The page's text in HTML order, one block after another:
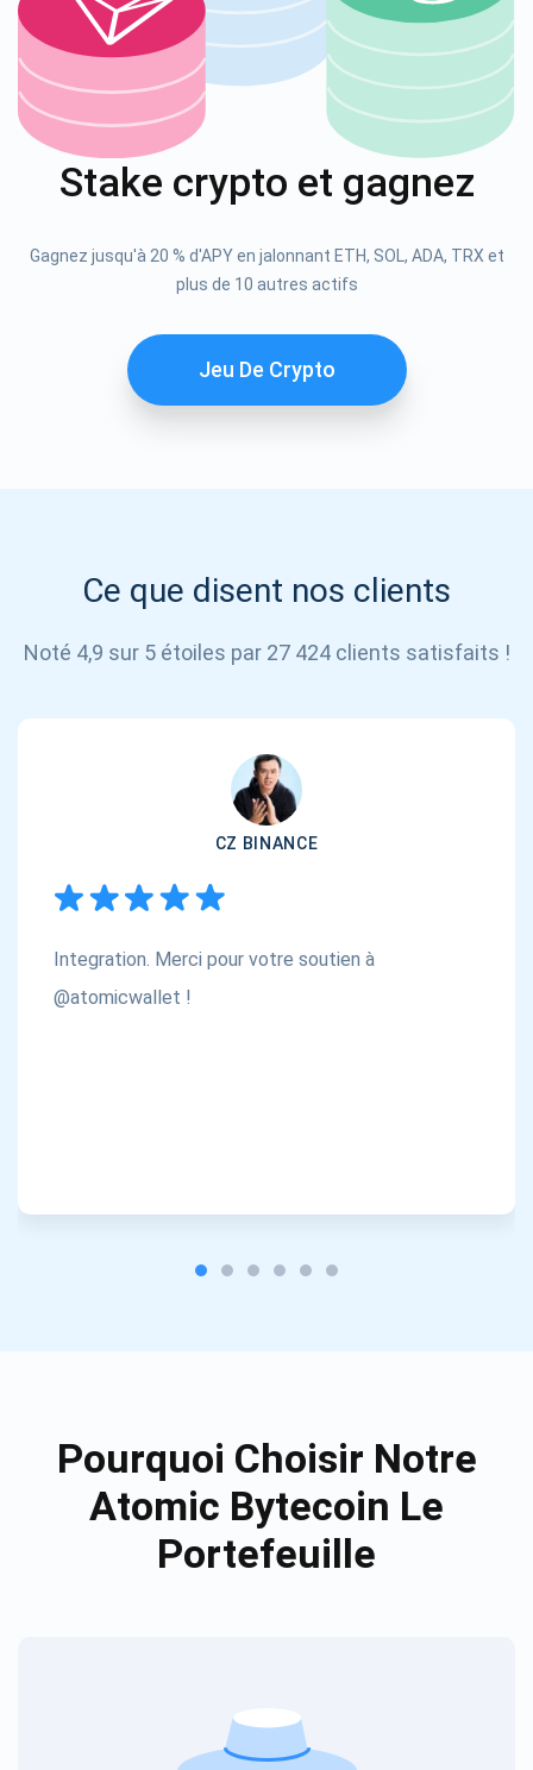
Stake crypto et gagnez
Gagnez jusqu'à 20 % d'APY en jalonnant ETH, SOL, ADA, TRX et
plus de 10 autres actifs
Jeu De Crypto
Ce que disent nos clients
Noté 4,9 sur 5 étoiles par 27 424 clients satisfaits !
CZ BINANCE
Integration. Merci pour votre soutien à
@atomicwallet !
Pourquoi Choisir Notre
Atomic Bytecoin Le
Portefeuille
700 000
S'ABONNER
Découvrez notre YouTube
S'abonner